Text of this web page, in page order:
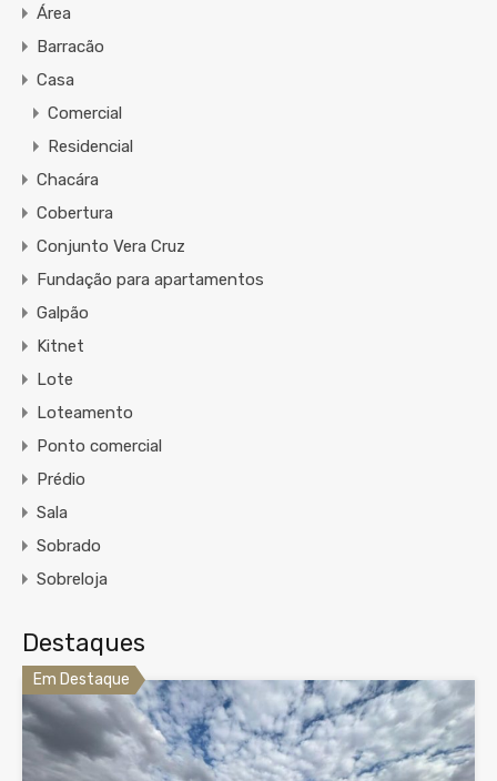
Área
Barracão
Casa
Comercial
Residencial
Chacára
Cobertura
Conjunto Vera Cruz
Fundação para apartamentos
Galpão
Kitnet
Lote
Loteamento
Ponto comercial
Prédio
Sala
Sobrado
Sobreloja
Destaques
Em Destaque